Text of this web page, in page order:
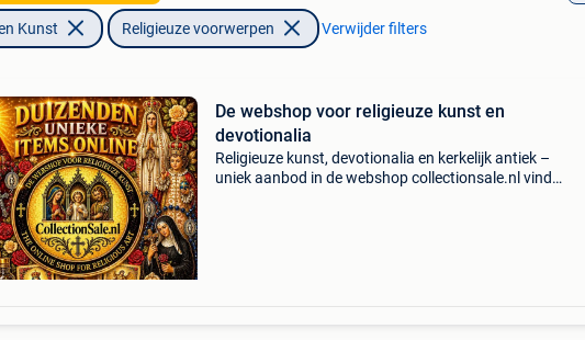
Kunst Religieuze voorwerpen Verwijder filters
De webshop voor religieuze kunst en
devotionalia
Religieuze kunst, devotionalia en kerkelijk antiek –
uniek aanbod in de webshop collectionsale.nl vind